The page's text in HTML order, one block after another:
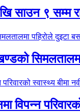
साउन ९ सम्म
विपन्न